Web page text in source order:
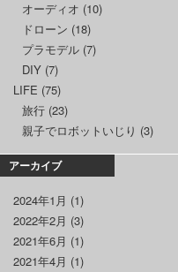
オーディオ (10)
ドローン (18)
プラモデル (7)
DIY (7)
LIFE (75)
旅行 (23)
親子でロボットいじり (3)
アーカイブ
2024年1月 (1)
2022年2月 (3)
2021年6月 (1)
2021年4月 (1)